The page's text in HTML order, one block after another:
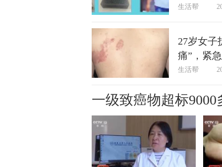
生活帮
27岁女子
痛”，紧
生活帮
一级致癌物超标